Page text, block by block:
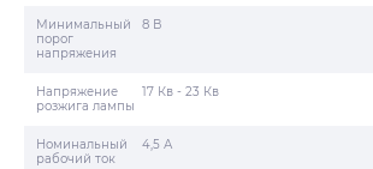
Минимальный
порог
напряжения
8 В
Напряжение
розжига лампы
17 Кв - 23 Кв
Номинальный
рабочий ток
4,5 А